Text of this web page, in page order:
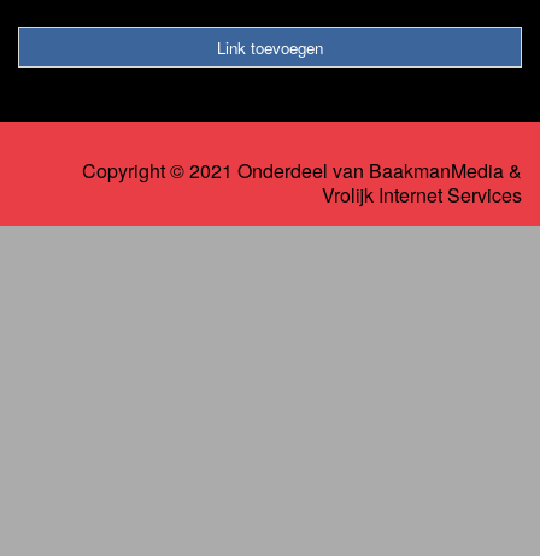
Link toevoegen
Copyright © 2021 Onderdeel van BaakmanMedia&
Vrolijk Internet Services